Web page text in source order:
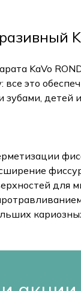
KaVo
это
детей
для